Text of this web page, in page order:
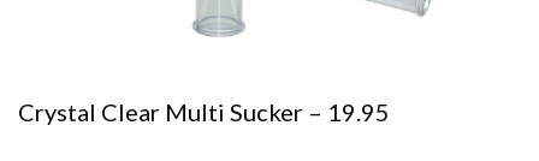
Crystal Clear Multi Sucker – 19.95